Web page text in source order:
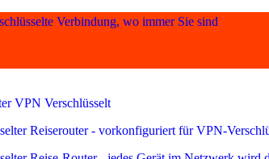
Verbindung, wo immer Sie sind